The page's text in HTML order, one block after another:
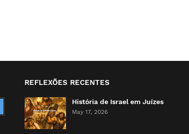
REFLEXÕES RECENTES
História de Israel em Juízes
May 17, 2026